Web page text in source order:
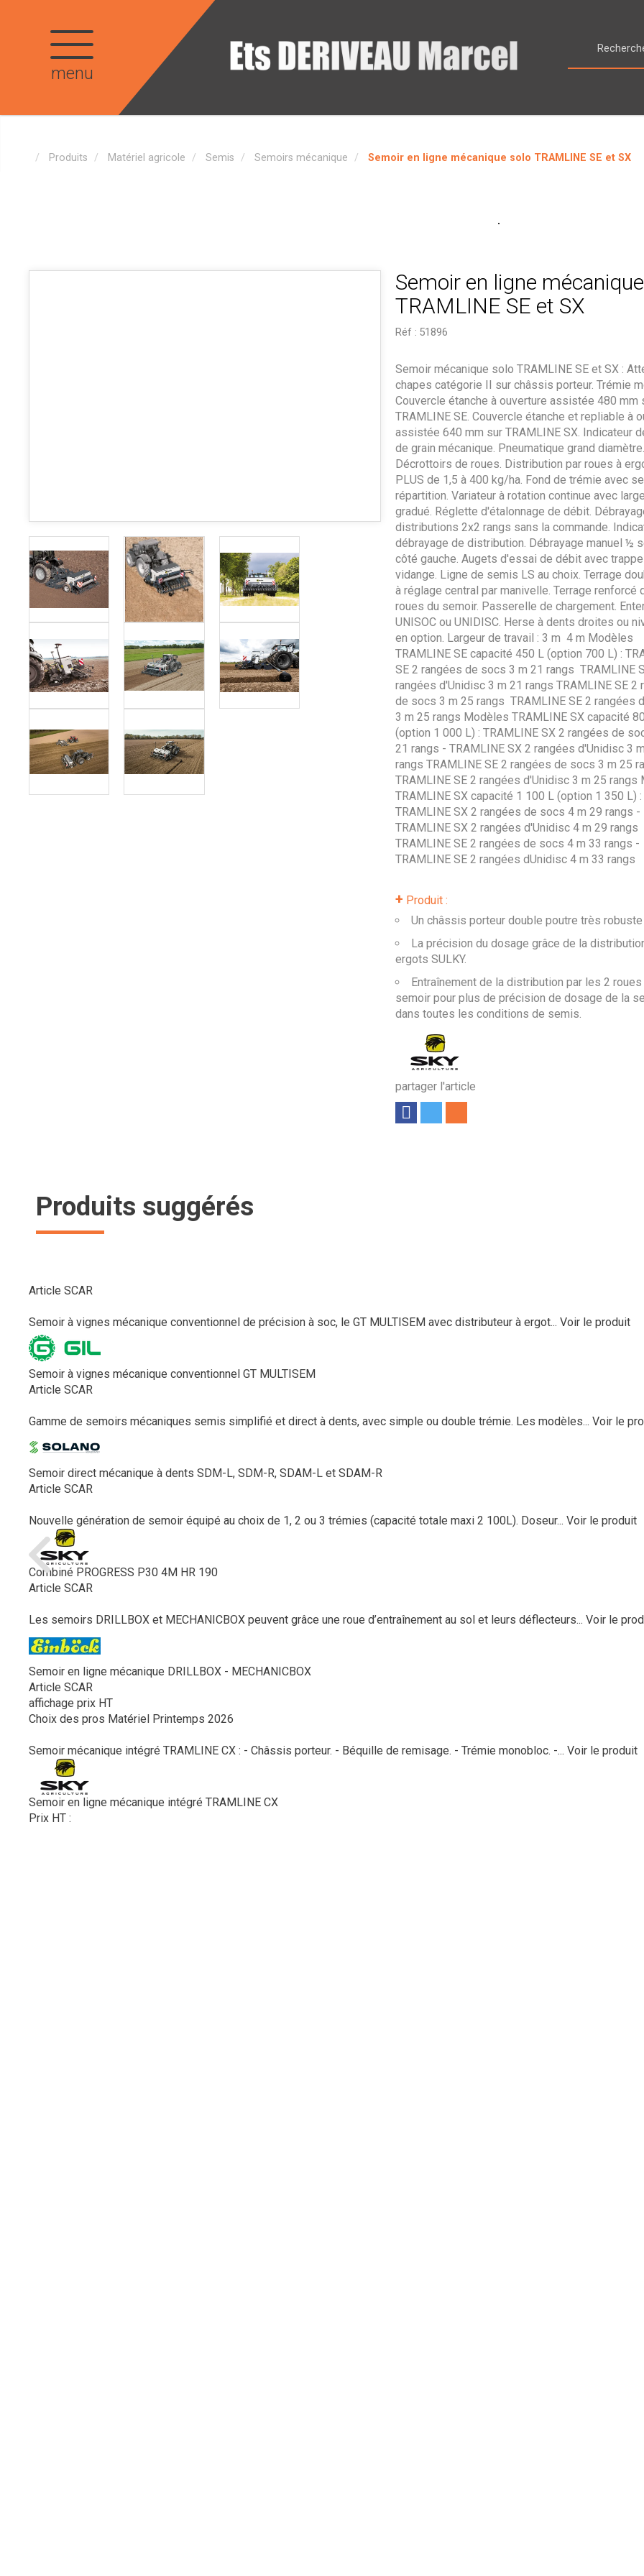
menu
Produits Matériel agricole Semis Semoirs mécanique Semoir en ligne mécanique solo TRAMLINE SE et SX
Semoir en ligne
TRAMLINE SE et SX
Réf : 51896
+ Produit :
Un châssis porteur double poutre très robuste
La précision du dosage grâce de la
ergots SULKY.
Entraînement de la distribution par les 2 roues
semoir pour plus de précision de dosage de la
dans toutes les conditions de semis.
partager l'article
Semoir mécanique solo TRAMLINE SE et SX :
chapes catégorie II sur châssis porteur. Trémie
Couvercle étanche à ouverture assistée 480 mm
TRAMLINE SE. Couvercle étanche et repliable à
assistée 640 mm sur TRAMLINE SX. Indicateur
de grain mécanique. Pneumatique grand diamètre.
Décrottoirs de roues. Distribution par roues à
PLUS de 1,5 à 400 kg/ha. Fond de trémie avec
répartition. Variateur à rotation continue avec
gradué. Réglette d'étalonnage de débit.
distributions 2x2 rangs sans la commande.
débrayage de distribution. Débrayage manuel ½
côté gauche. Augets d'essai de débit avec
vidange. Ligne de semis LS au choix. Terrage
à réglage central par manivelle. Terrage renforcé
roues du semoir. Passerelle de chargement.
UNISOC ou UNIDISC. Herse à dents droites ou
en option. Largeur de travail : 3 m  4 m Modèles
TRAMLINE SE capacité 450 L (option 700 L) :
SE 2 rangées de socs 3 m 21 rangs  TRAMLINE
rangées d'Unidisc 3 m 21 rangs TRAMLINE SE 2
de socs 3 m 25 rangs  TRAMLINE SE 2 rangées
3 m 25 rangs Modèles TRAMLINE SX capacité
(option 1 000 L) : TRAMLINE SX 2 rangées de
21 rangs - TRAMLINE SX 2 rangées d'Unidisc 3
rangs TRAMLINE SE 2 rangées de socs 3 m 25
TRAMLINE SE 2 rangées d'Unidisc 3 m 25 rangs
TRAMLINE SX capacité 1 100 L (option 1 350 L) :
TRAMLINE SX 2 rangées de socs 4 m 29 rangs -
TRAMLINE SX 2 rangées d'Unidisc 4 m 29 rangs
TRAMLINE SE 2 rangées de socs 4 m 33 rangs -
TRAMLINE SE 2 rangées dUnidisc 4 m 33 rangs
Produits suggérés
Article SCAR
Semoir à vignes mécanique conventionnel de précision à soc, le GT MULTISEM avec distributeur à ergot... Voir le produit
Semoir à vignes mécanique conventionnel GT MULTISEM
Article SCAR
Gamme de semoirs mécaniques semis simplifié et direct à dents, avec simple ou double trémie. Les modèles... Voir le
Semoir direct mécanique à dents SDM-L, SDM-R, SDAM-L et SDAM-R
Article SCAR
Nouvelle génération de semoir équipé au choix de 1, 2 ou 3 trémies (capacité totale maxi 2 100L). Doseur... Voir le produit
Combiné PROGRESS P30 4M HR 190
Article SCAR
Les semoirs DRILLBOX et MECHANICBOX peuvent grâce une roue d’entraînement au sol et leurs déflecteurs... Voir le
Semoir en ligne mécanique DRILLBOX - MECHANICBOX
Article SCAR
affichage prix HT
Choix des pros Matériel Printemps 2026
Semoir mécanique intégré TRAMLINE CX : - Châssis porteur. - Béquille de remisage. - Trémie monobloc. -... Voir le produit
Semoir en ligne mécanique intégré TRAMLINE CX
Prix HT :